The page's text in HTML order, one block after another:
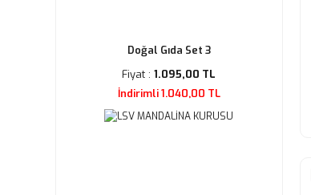
Doğal Gıda Set 3
Fiyat :1.095,00 TL
İndirimli 1.040,00 TL